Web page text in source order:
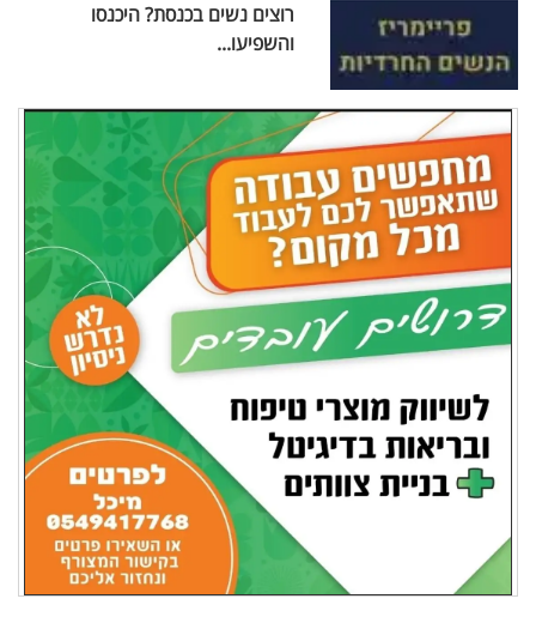
רוצים נשים בכנסת? היכנסו
והשפיעו...